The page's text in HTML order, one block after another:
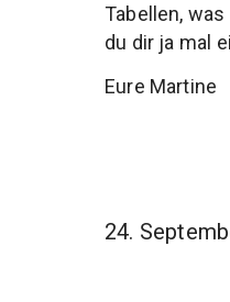
Tabellen,
du dir ja mal
Eure Martine
24.